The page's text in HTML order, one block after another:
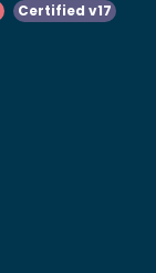
Certified v17